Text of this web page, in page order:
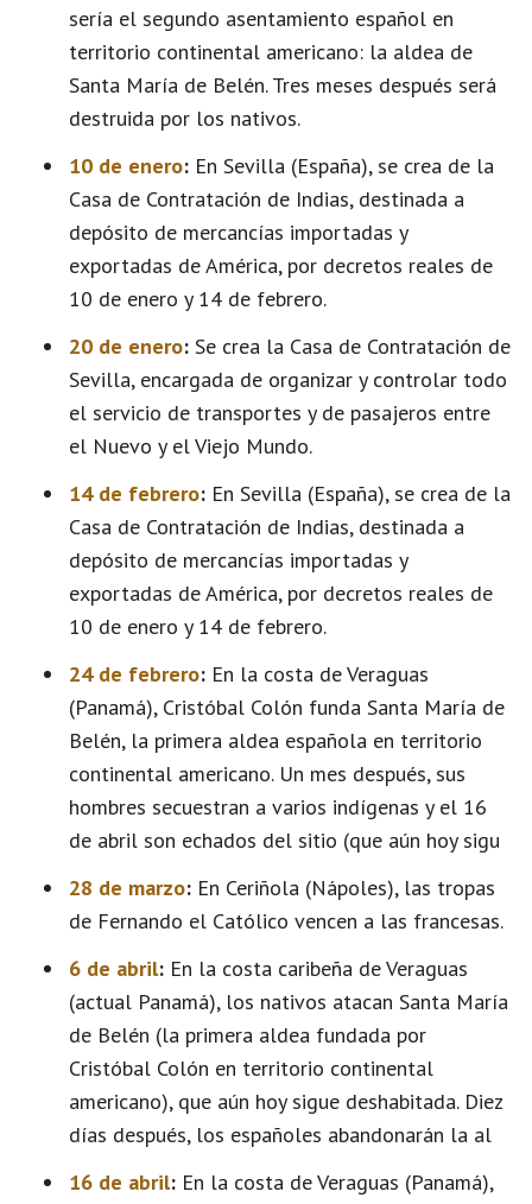
sería el segundo asentamiento español en
territorio continental americano: la aldea de
Santa María de Belén. Tres meses después será
destruida por los nativos.
10 de enero: En Sevilla (España), se crea de la
Casa de Contratación de Indias, destinada a
depósito de mercancías importadas y
exportadas de América, por decretos reales de
10 de enero y 14 de febrero.
20 de enero: Se crea la Casa de Contratación de
Sevilla, encargada de organizar y controlar todo
el servicio de transportes y de pasajeros entre
el Nuevo y el Viejo Mundo.
14 de febrero: En Sevilla (España), se crea de la
Casa de Contratación de Indias, destinada a
depósito de mercancías importadas y
exportadas de América, por decretos reales de
10 de enero y 14 de febrero.
24 de febrero: En la costa de Veraguas
(Panamá), Cristóbal Colón funda Santa María de
Belén, la primera aldea española en territorio
continental americano. Un mes después, sus
hombres secuestran a varios indígenas y el 16
de abril son echados del sitio (que aún hoy sigu
28 de marzo: En Ceriñola (Nápoles), las tropas
de Fernando el Católico vencen a las francesas.
6 de abril: En la costa caribeña de Veraguas
(actual Panamá), los nativos atacan Santa María
de Belén (la primera aldea fundada por
Cristóbal Colón en territorio continental
americano), que aún hoy sigue deshabitada. Diez
días después, los españoles abandonarán la al
16 de abril: En la costa de Veraguas (Panamá),